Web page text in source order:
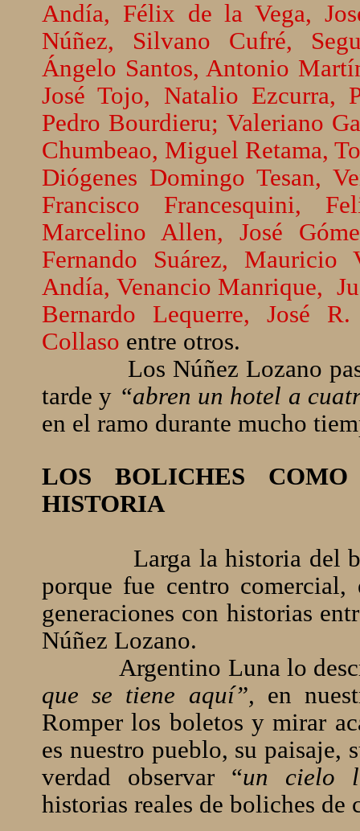
Andía, Félix de la Vega,
Núñez, Silvano Cufré,
Ángelo Santos, Antonio
José Tojo, Natalio Ezcurra,
Pedro Bourdieru; Valeriano
Chumbeao, Miguel Retama,
Diógenes Domingo Tesan,
Francisco Francesquini,
Marcelino Allen, José
Fernando Suárez, Mauricio
Andía, Venancio Manrique,
Bernardo Lequerre, José
Collaso entre otros.
Los Núñez Lozano
tarde y “abren un hotel a
en el ramo durante mucho
LOS BOLICHES
HISTORIA
Larga la historia del
porque fue centro
generaciones con historias
Núñez Lozano.
Argentino Luna lo
que se tiene aquí”, en
Romper los boletos y mirar
es nuestro pueblo, su paisaje,
verdad observar “un cielo
historias reales de boliches de